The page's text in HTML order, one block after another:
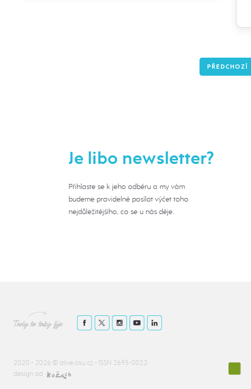
PŘEDCHOZÍ
Je libo newsletter?
Přihlaste se k jeho odběru a my vám
budeme pravidelně posílat výčet toho
nejdůležitějšího, co se u nás děje.
Tady to taky žije
2020 - 2026 © alive.osu.cz - ISSN 2695-0022
design od